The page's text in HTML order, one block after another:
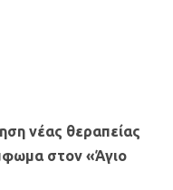
νέας θεραπείας
στον «Άγιο